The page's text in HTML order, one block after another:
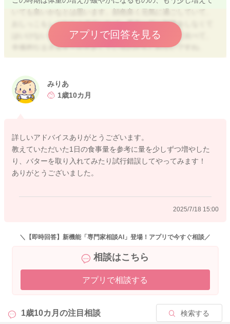
いても良いかなとは思います。顔色良く元気に過ごしていて、
おしっこもしっかりとでていれば、早急に何か対策をしなくて
はいけないということではなさそうですが、活動量に比べて、
全体的なエネルギーが不足しているのかもしれないですね。
ても良いと思います。 牛乳の摂取量が全体的に少し少ないの
かなという印象ではありますが、その他の乳製品を摂取できて
ご記載のお食事は栄養バランスも考えられていますし、比較的
しっかりと食べられている印象ですが、たんぱく質は意外とし
っかりと食べても問題ないです。 下記の食事量は１日分とな
りますので、こちらを参考に進めてみてくださいね。
物足りないと訴える場合は、主食を増やしてあげても良いと思
してあげてくださいね。
【１歳半～２歳の子供の１日の食事量目安】（３食＋おやつ）
主食 穀類 ２５０～３００ｇ
主菜 肉 ３０ｇ
魚 ３０ｇ
アプリで回答を見る
みりあ
1歳10カ月
詳しいアドバイスありがとうございます。
教えていただいた1日の食事量を参考に量を少しずつ増やした
り、バターを取り入れてみたり試行錯誤してやってみます！
ありがとうございました。
2025/7/18 15:00
＼【即時回答】新機能「専門家相談AI」登場！アプリで今すぐ相談／
相談はこちら
アプリで相談する
1歳10カ月の注目相談 検索する